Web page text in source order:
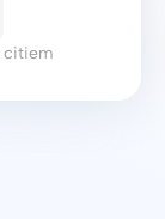
citiem